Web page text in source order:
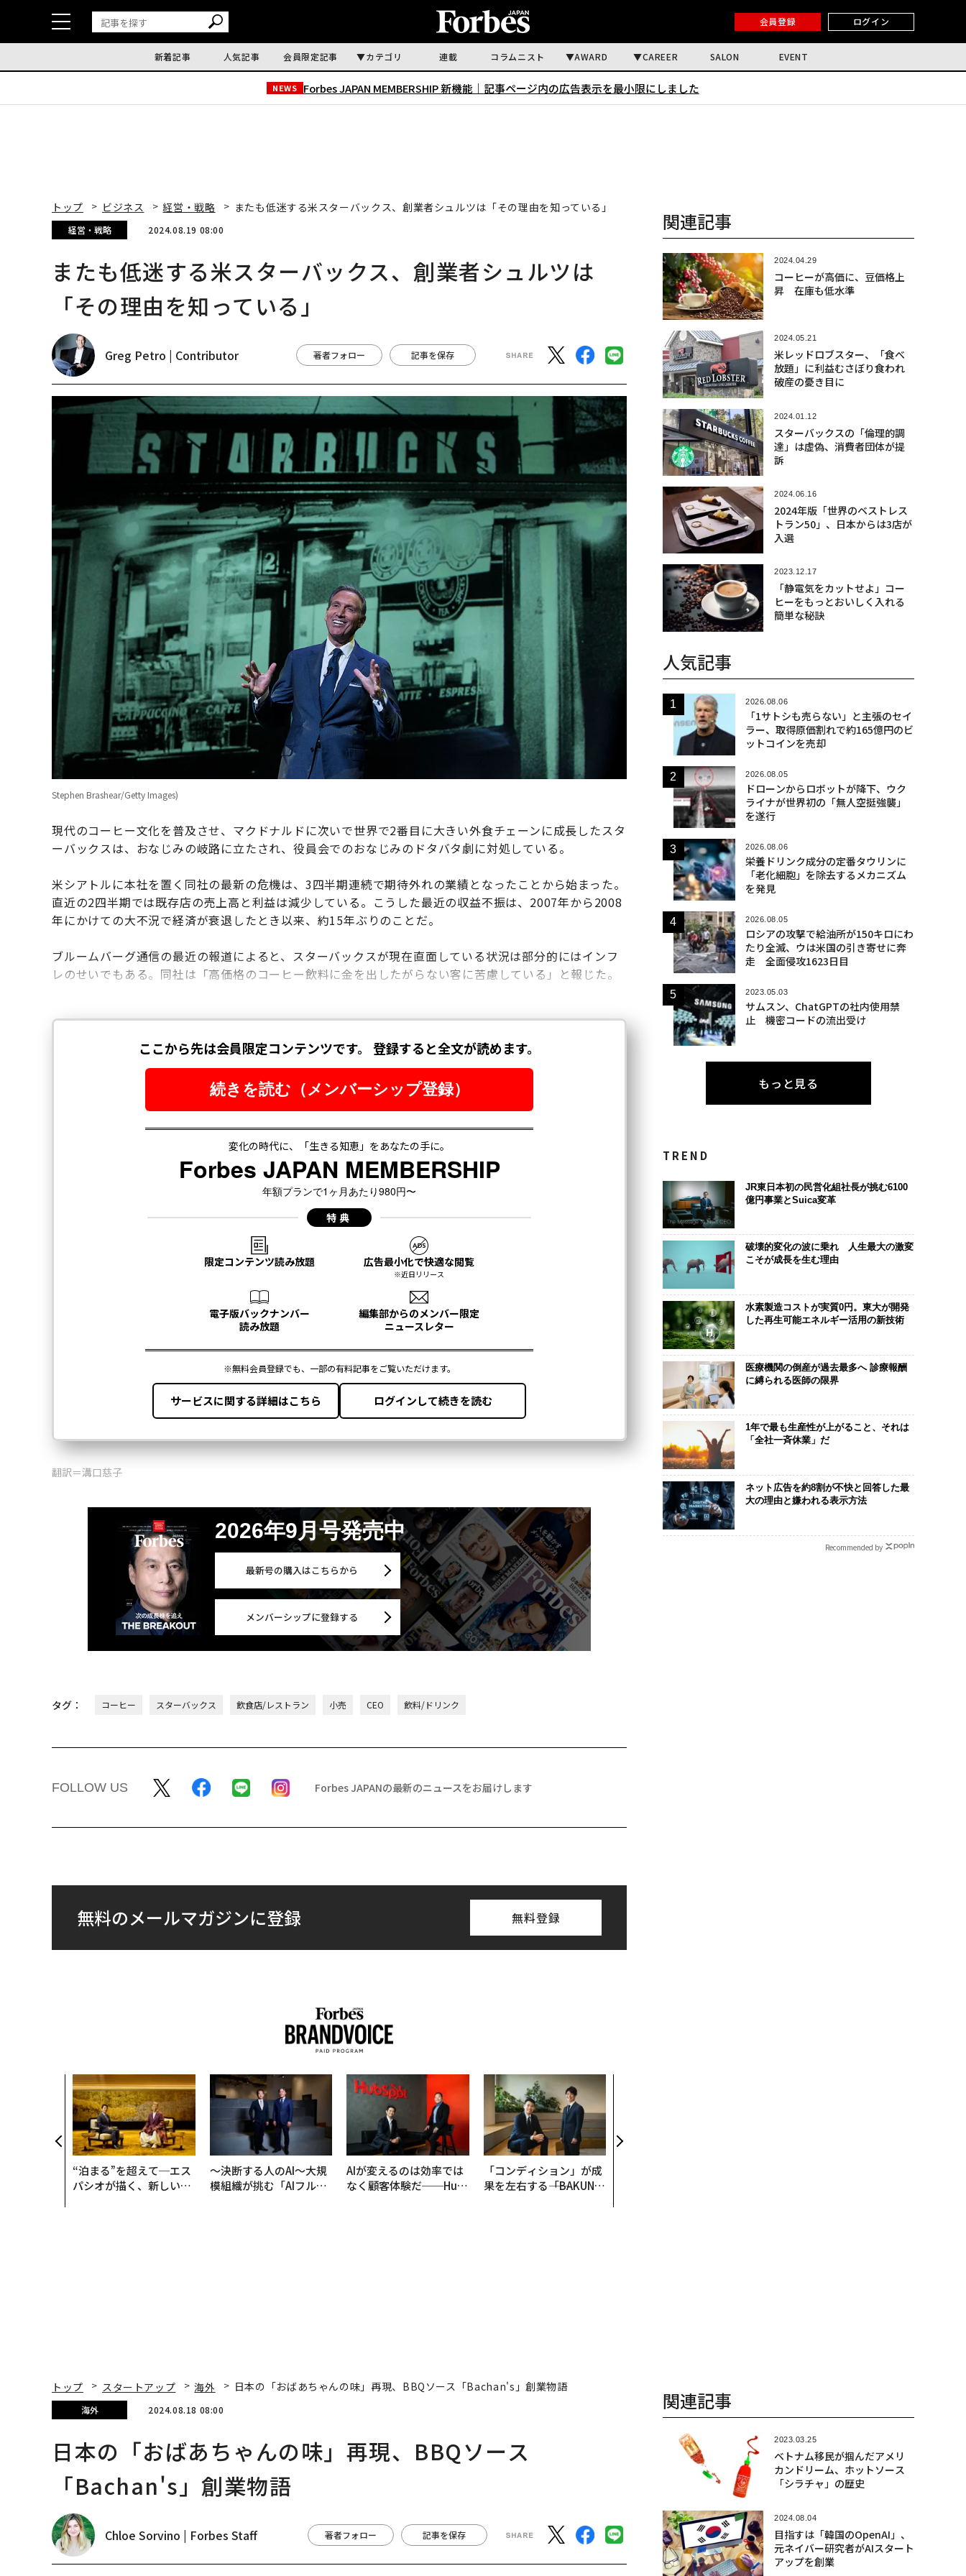
会員登録 ログイン
新着記事 人気記事 会員限定記事 カテゴリ 連載 コラムニスト AWARD CAREER SALON EVENT
NEWS Forbes JAPAN MEMBERSHIP 新機能｜ 記事ページ内の広告表示を最小限にしました
トップ ビジネス 経営・戦略 またも低迷する米スターバックス、創業者シュルツは「その理由を知っている」
経営・戦略 2024.08.19 08:00
またも低迷する米スターバックス、創業者シュルツは
「その理由を知っている」
Greg Petro | Contributor 著者フォロー 記事を保存
Stephen Brashear/Getty Images)
現代のコーヒー文化を普及させ、マクドナルドに次いで世界で2番目に大きい外食チェーンに成長したスタ
ーバックスは、おなじみの岐路に立たされ、役員会でのおなじみのドタバタ劇に対処している。
米シアトルに本社を置く同社の最新の危機は、3四半期連続で期待外れの業績となったことから始まった。
直近の2四半期では既存店の売上高と利益は減少している。こうした最近の収益不振は、2007年から2008
年にかけての大不況で経済が衰退したとき以来、約15年ぶりのことだ。
ブルームバーグ通信の最近の報道によると、スターバックスが現在直面している状況は部分的にはインフ
レのせいでもある。同社は「高価格のコーヒー飲料に金を出したがらない客に苦慮している」と報じた。
翻訳＝溝口慈子
2026年9月号発売中
最新号の購入はこちらから
メンバーシップに登録する
タグ： コーヒー スターバックス 飲食店/レストラン 小売 CEO 飲料/ドリンク
FOLLOW US Forbes JAPANの最新のニュースをお届けします
無料のメールマガジンに登録 無料登録
“泊まる”を超えて─エス
パシオが描く、新しい日
〜決断する人のAI〜大規
模組織が挑む「AIフル実
AIが変えるのは効率では
なく顧客体験だ──Hub
「コンディション」が成
果を左右する――「BAKUN
年の答え
関連記事
2024.04.29
コーヒーが高価に、豆価格上
昇 在庫も低水準
2024.05.21
米レッドロブスター、「食べ
放題」に利益むさぼり食われ
破産の憂き目に
2024.01.12
スターバックスの「倫理的調
達」は虚偽、消費者団体が提
訴
2024.06.16
2024年版「世界のベストレス
トラン50」、日本からは3店が
入選
2023.12.17
「静電気をカットせよ」コー
ヒーをもっとおいしく入れる
簡単な秘訣
人気記事
2026.08.06
「1サトシも売らない」と主張のセイ
ラー、取得原価割れで約165億円のビ
ットコインを売却
2026.08.05
ドローンからロボットが降下、ウク
ライナが世界初の「無人空挺強襲」
を遂行
2026.08.06
栄養ドリンク成分の定番タウリンに
「老化細胞」を除去するメカニズム
を発見
2026.08.05
ロシアの攻撃で給油所が150キロにわ
たり全滅、ウは米国の引き寄せに奔
走 全面侵攻1623日目
2023.05.03
サムスン、ChatGPTの社内使用禁
止 機密コードの流出受け
もっと見る
TREND
JR東日本初の民営化組社長が挑む6100
億円事業とSuica変革
破壊的変化の波に乗れ 人生最大の激変
こそが成長を生む理由
水素製造コストが実質0円。東大が開発
した再生可能エネルギー活用の新技術
医療機関の倒産が過去最多へ 診療報酬
に縛られる医師の限界
1年で最も生産性が上がること、それは
「全社一斉休業」だ
ネット広告を約8割が不快と回答した最
大の理由と嫌われる表示方法
Recommended by
トップ スタートアップ 海外 日本の「おばあちゃんの味」再現、BBQソース「Bachan's」創業物語
海外 2024.08.18 08:00
日本の「おばあちゃんの味」再現、BBQソース
「Bachan's」創業物語
Chloe Sorvino | Forbes Staff 著者フォロー 記事を保存
関連記事
2023.03.25
ベトナム移民が掴んだアメリ
カンドリーム、ホットソース
「シラチャ」の歴史
2024.08.04
目指すは「韓国のOpenAI」、
元ネイバー研究者がAIスタート
アップを創業